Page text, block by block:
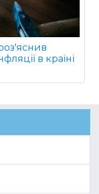
в країні